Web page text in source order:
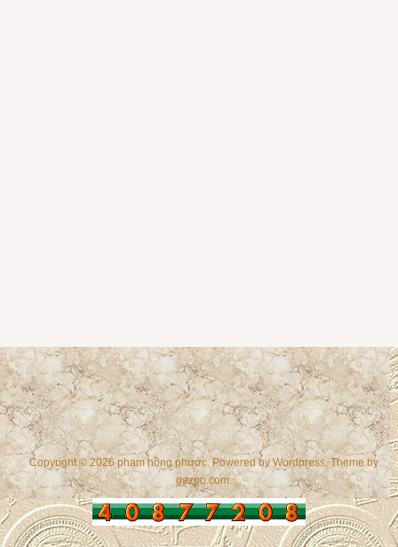
Copyright © 2026 phạm hồng phước. Powered byWordpress , Theme by
gazpo.com.